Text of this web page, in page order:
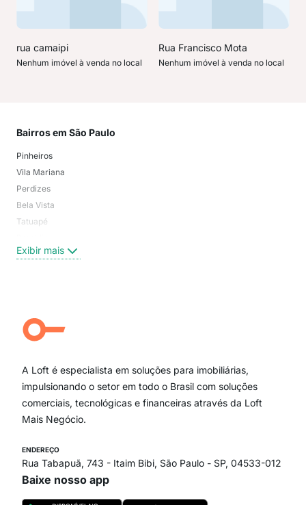
rua camaipi
Nenhum imóvel à venda no local
Rua Francisco Mota
Nenhum imóvel à venda no local
Bairros em São Paulo
Pinheiros
Vila Mariana
Perdizes
Bela Vista
Tatuapé
Centro
Campo Belo
Ipiranga
Paraíso
Itaim Bibi
Exibir mais
A Loft é especialista em soluções para imobiliárias,
impulsionando o setor em todo o Brasil com soluções
comerciais, tecnológicas e financeiras através da Loft
Mais Negócio.
ENDEREÇO
Rua Tabapuã, 743 - Itaim Bibi, São Paulo - SP, 04533-012
Baixe nosso app